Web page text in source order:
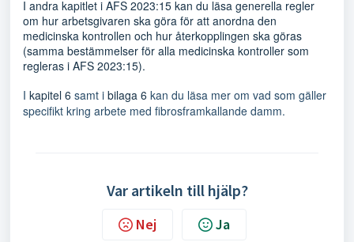
I andra kapitlet i AFS 2023:15 kan du läsa generella regler
om hur arbetsgivaren ska göra för att anordna den
medicinska kontrollen och hur återkopplingen ska göras
(samma bestämmelser för alla medicinska kontroller som
regleras i AFS 2023:15).
I kapitel 6 samt i bilaga 6 kan du läsa mer om vad som gäller
specifikt kring arbete med fibrosframkallande damm.
Var artikeln till hjälp?
Nej Ja